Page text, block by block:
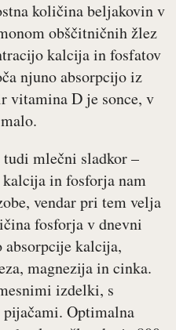
količina beljakovin v
obščitničnih žlez
kalcija in fosfatov
njuno absorpcijo iz
vitamina D je sonce, v
mlečni sladkor –
in fosforja nam
vendar pri tem velja
fosforja v dnevni
absorpcije kalcija,
magnezija in cinka.
izdelki, s
Optimalna